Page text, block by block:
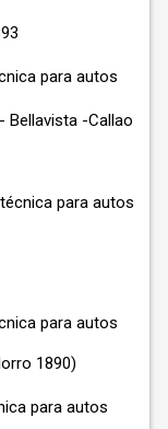
para autos
Bellavista -Callao
para autos
para autos
1890)
para autos